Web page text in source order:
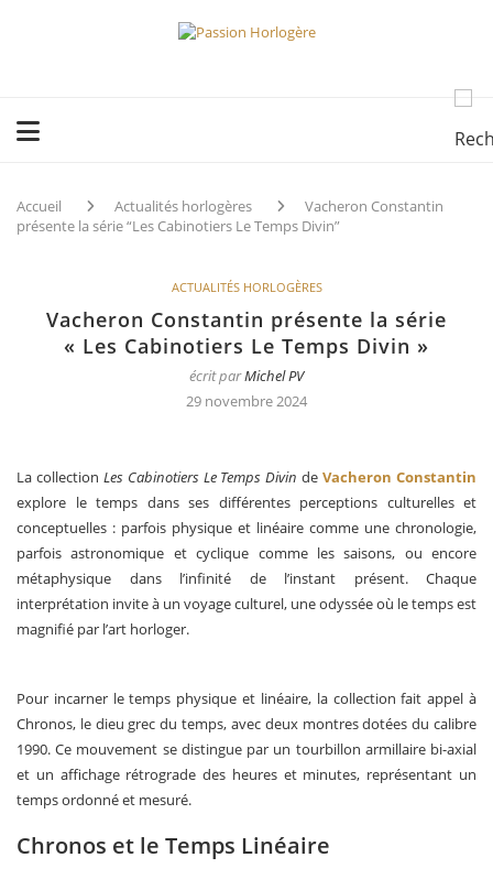
Accueil Actualités horlogères
Vacheron Constantin
présente la série “Les Cabinotiers Le Temps Divin”
ACTUALITÉS HORLOGÈRES
Vacheron Constantin présente la série
« Les Cabinotiers Le Temps Divin »
écrit parMichel PV
29 novembre 2024
La collection Les Cabinotiers Le Temps Divin deVacheron Constantin
explore le temps dans ses différentes perceptions culturelles et
conceptuelles : parfois physique et linéaire comme une chronologie,
parfois astronomique et cyclique comme les saisons, ou encore
métaphysique dans l’infinité de l’instant présent. Chaque
interprétation invite à un voyage culturel, une odyssée où le temps est
magnifié par l’art horloger.
Pour incarner le temps physique et linéaire, la collection fait appel à
Chronos, le dieu grec du temps, avec deux montres dotées du calibre
1990. Ce mouvement se distingue par un tourbillon armillaire bi-axial
et un affichage rétrograde des heures et minutes, représentant un
temps ordonné et mesuré.
Chronos et le Temps Linéaire